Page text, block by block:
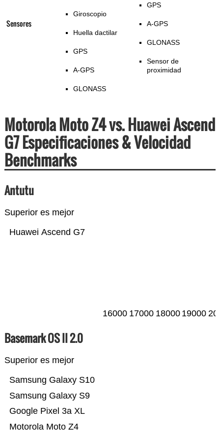
Sensores
Giroscopio
Huella dactilar
GPS
A-GPS
GLONASS
GPS
A-GPS
GLONASS
Sensor de
proximidad
Motorola Moto Z4 vs. Huawei Ascend
G7 Especificaciones & Velocidad
Benchmarks
Antutu
Superior es mejor
Huawei Ascend G7
16000 17000 18000 19000
Basemark OS II 2.0
Superior es mejor
Motorola Moto Z4
Google Pixel 3a XL
Samsung Galaxy S9
Samsung Galaxy S10